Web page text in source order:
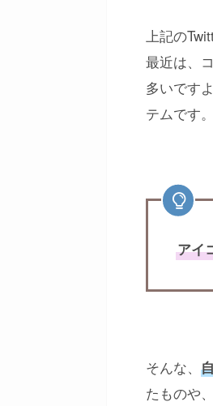
上記の
最近は、
多いです
テムです。
アイ
そんな、
たものや